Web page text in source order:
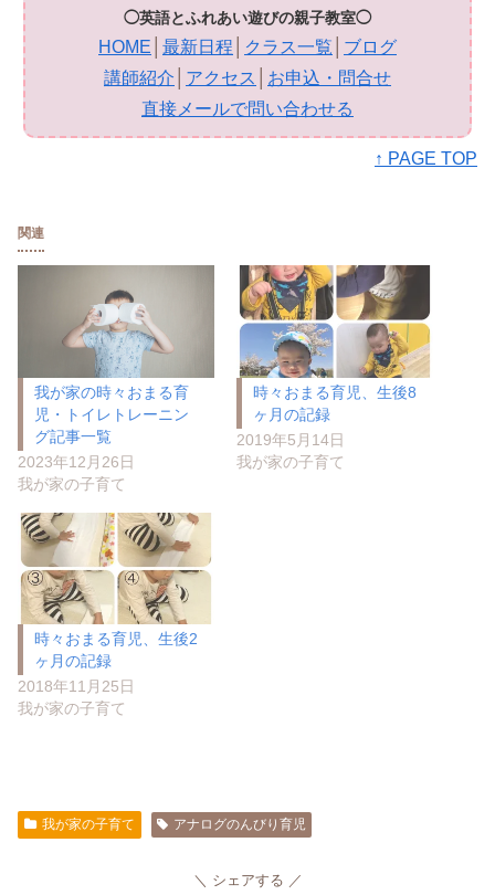
◯英語とふれあい遊びの親子教室◯
HOME 最新日程 クラス一覧
ブログ
講師紹介
アクセス
お申込・問合せ
直接メールで問い合わせる
↑ PAGE TOP
関連
我が家の時々おまる育
児・トイレトレーニン
グ記事一覧
2023年12月26日
我が家の子育て
時々おまる育児、生後8
ヶ月の記録
2019年5月14日
我が家の子育て
時々おまる育児、生後2
ヶ月の記録
2018年11月25日
我が家の子育て
我が家の子育て アナログのんびり育児
シェアする